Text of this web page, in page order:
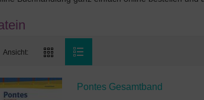
Ansicht:
Pontes Gesamtband